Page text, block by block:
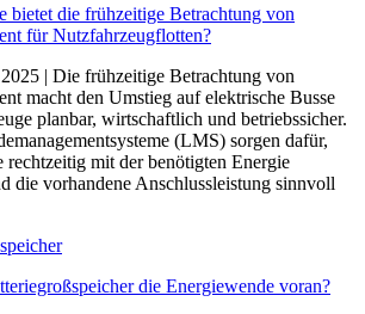
bietet die frühzeitige Betrachtung von
für Nutzfahrzeugflotten?
| Die frühzeitige Betrachtung von
macht den Umstieg auf elektrische Busse
planbar, wirtschaftlich und betriebssicher.
(LMS) sorgen dafür,
rechtzeitig mit der benötigten Energie
die vorhandene Anschlussleistung sinnvoll
die Energiewende voran?